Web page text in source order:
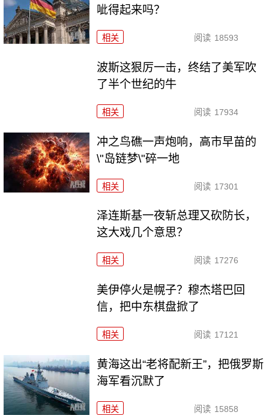
呲得起来吗？
相关 阅读 18593
波斯这狠厉一击，终结了美军吹
了半个世纪的牛
相关 阅读 17934
冲之鸟礁一声炮响，高市早苗的
\"岛链梦\"碎一地
相关 阅读 17301
泽连斯基一夜斩总理又砍防长，
这大戏几个意思？
相关 阅读 17276
美伊停火是幌子？穆杰塔巴回
信，把中东棋盘掀了
相关 阅读 17121
黄海这出“老将配新王”，把俄罗斯
海军看沉默了
相关 阅读 15858